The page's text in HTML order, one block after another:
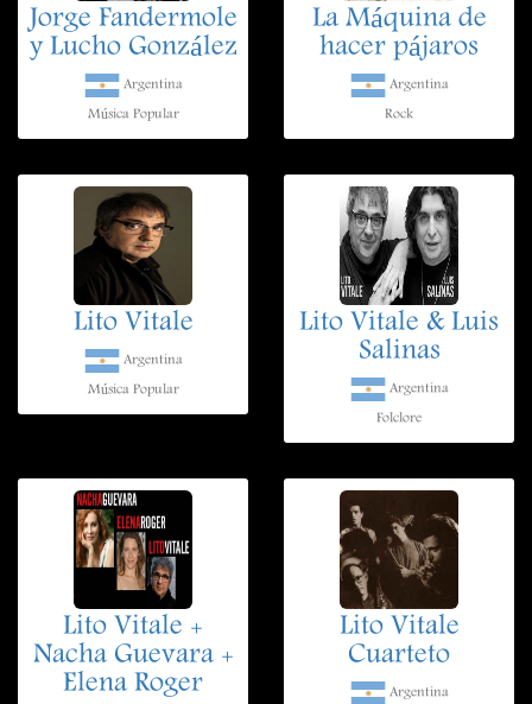
Jorge Fandermole
y Lucho González
Argentina
Música Popular
La Máquina de
hacer pájaros
Argentina
Rock
Lito Vitale
Argentina
Música Popular
Lito Vitale & Luis
Salinas
Argentina
Folclore
Lito Vitale +
Nacha Guevara +
Elena Roger
Lito Vitale
Cuarteto
Argentina